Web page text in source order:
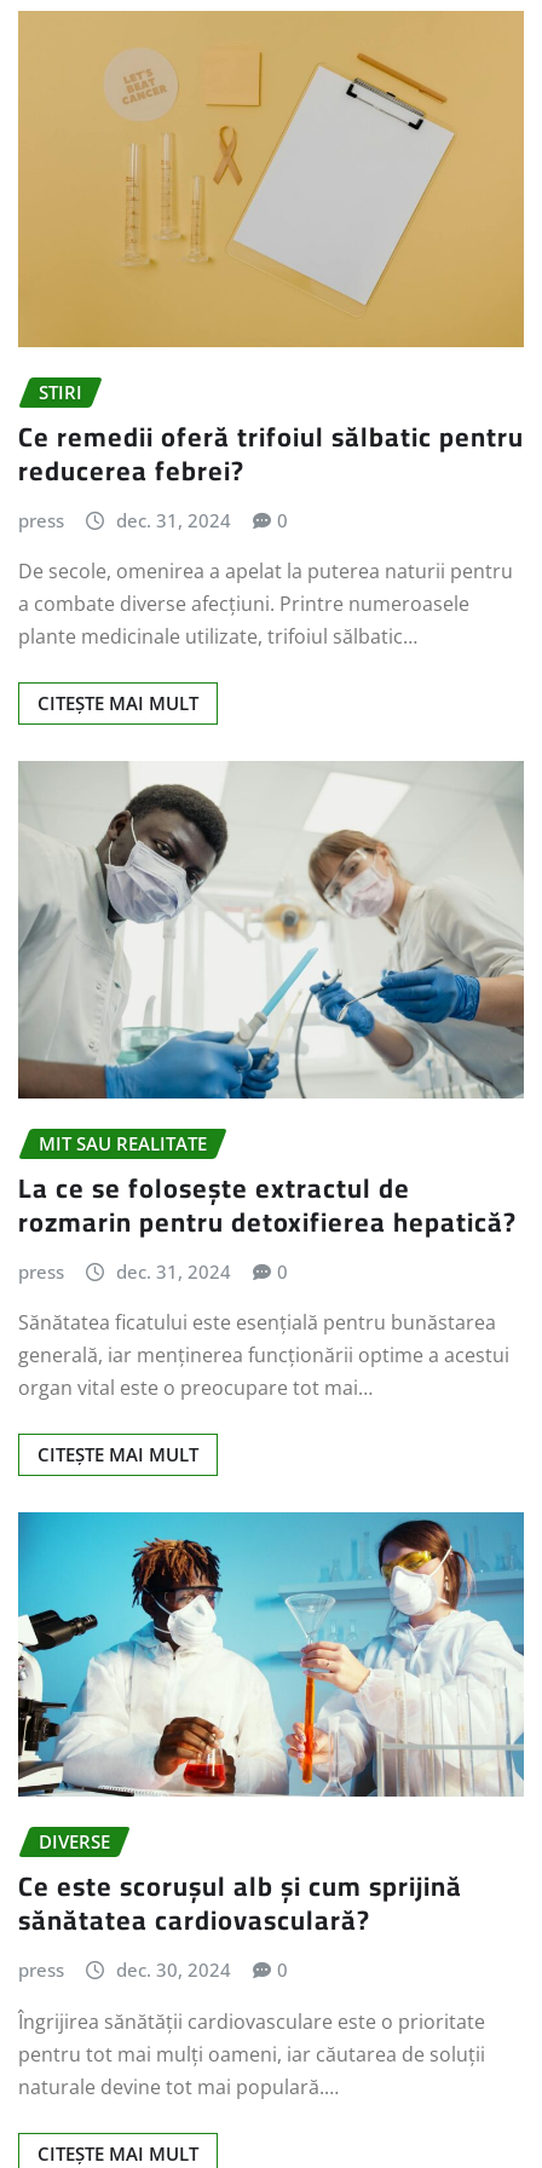
STIRI
Ce remedii oferă trifoiul sălbatic pentru
reducerea febrei?
press dec. 31, 2024 0
De secole, omenirea a apelat la puterea naturii pentru
a combate diverse afecțiuni. Printre numeroasele
plante medicinale utilizate, trifoiul sălbatic…
CITEȘTE MAI MULT
MIT SAU REALITATE
La ce se folosește extractul de
rozmarin pentru detoxifierea hepatică?
press dec. 31, 2024 0
Sănătatea ficatului este esențială pentru bunăstarea
generală, iar menținerea funcționării optime a acestui
organ vital este o preocupare tot mai…
CITEȘTE MAI MULT
DIVERSE
Ce este scorușul alb și cum sprijină
sănătatea cardiovasculară?
press dec. 30, 2024 0
Îngrijirea sănătății cardiovasculare este o prioritate
pentru tot mai mulți oameni, iar căutarea de soluții
naturale devine tot mai populară.…
CITEȘTE MAI MULT